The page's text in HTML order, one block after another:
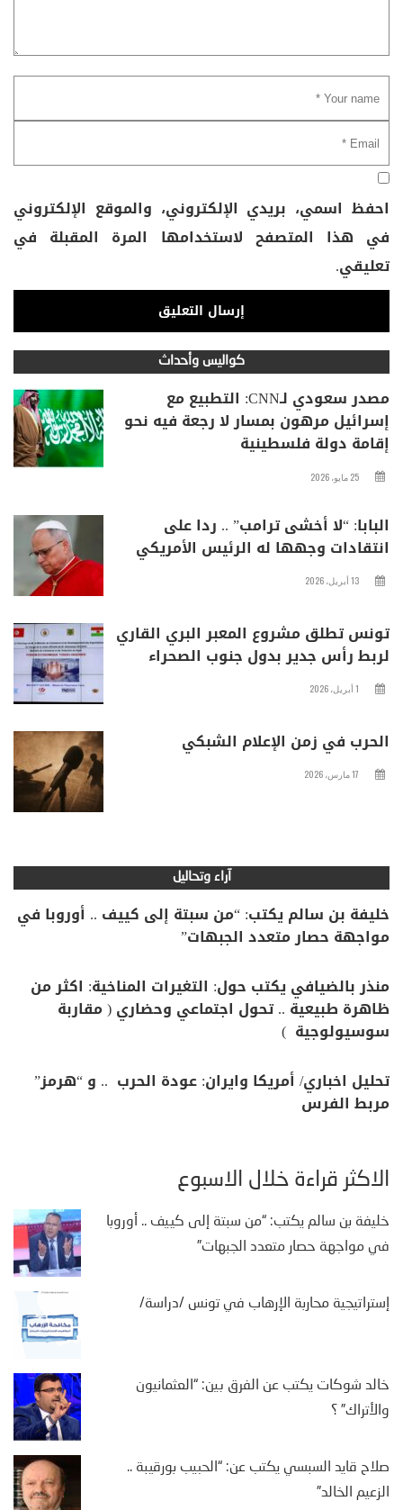
احفظ اسمي، بريدي الإلكتروني، والموقع الإلكتروني
في هذا المتصفح لاستخدامها المرة المقبلة في
تعليقي.
كواليس وأحداث
مصدر سعودي لـCNN: التطبيع مع
إسرائيل مرهون بمسار لا رجعة فيه نحو
إقامة دولة فلسطينية
25 مايو، 2026
البابا: “لا أخشى ترامب” .. ردا على
انتقادات وجهها له الرئيس الأمريكي
13 أبريل، 2026
تونس تطلق مشروع المعبر البري القاري
لربط رأس جدير بدول جنوب الصحراء
1 أبريل، 2026
الحرب في زمن الإعلام الشبكي
17 مارس، 2026
آراء وتحاليل
خليفة بن سالم يكتب: “من سبتة إلى كييف .. أوروبا في
مواجهة حصار متعدد الجبهات”
منذر بالضيافي يكتب حول: التغيرات المناخية: اكثر من
ظاهرة طبيعية .. تحول اجتماعي وحضاري ( مقاربة
سوسيولوجية )
تحليل اخباري/ أمريكا وايران: عودة الحرب .. و “هرمز”
مربط الفرس
الأكثر قراءة خلال الأسبوع
خليفة بن سالم يكتب: “من سبتة إلى كييف .. أوروبا
في مواجهة حصار متعدد الجبهات”
إستراتيجية محاربة الإرهاب في تونس /دراسة/
خالد شوكات يكتب عن الفرق بين: “العثمانيون
والأتراك” ؟
صلاح قايد السبسي يكتب عن: “الحبيب بورقيبة ..
الزعيم الخالد”